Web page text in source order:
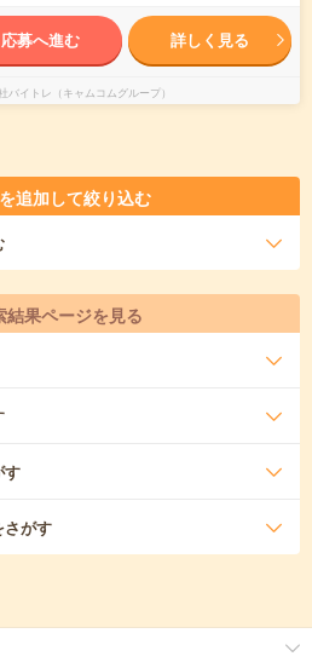
応募へ進む 詳しく見る
バイトレ（キャムコムグループ）
追加して絞り込む
結果ページを見る
す
さがす